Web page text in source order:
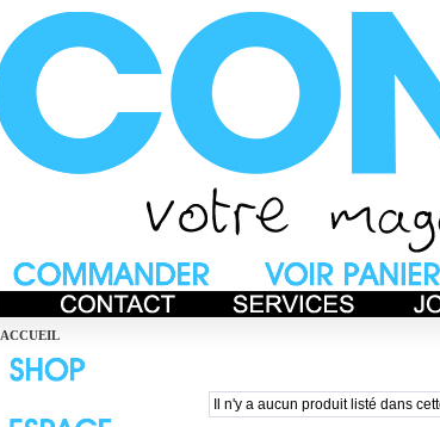
ACCUEIL
Il n'y a aucun produit listé dans